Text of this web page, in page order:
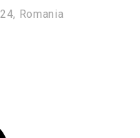
Romania